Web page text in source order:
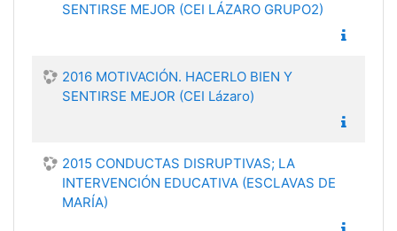
SENTIRSE MEJOR (CEI LÁZARO GRUPO2)
2016 MOTIVACIÓN. HACERLO BIEN Y
SENTIRSE MEJOR (CEI Lázaro)
2015 CONDUCTAS DISRUPTIVAS; LA
INTERVENCIÓN EDUCATIVA (ESCLAVAS DE
MARÍA)